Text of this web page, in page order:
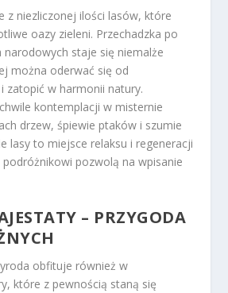
z niezliczonej ilości lasów, które
oazy zieleni. Przechadzka po
narodowych staje się niemalże
można oderwać się od
zatopić w harmonii natury.
kontemplacji w misternie
drzew, śpiewie ptaków i szumie
lasy to miejsce relaksu i regeneracji
podróżnikowi pozwolą na wpisanie
– PRZYGODA
obfituje również w
które z pewnością staną się